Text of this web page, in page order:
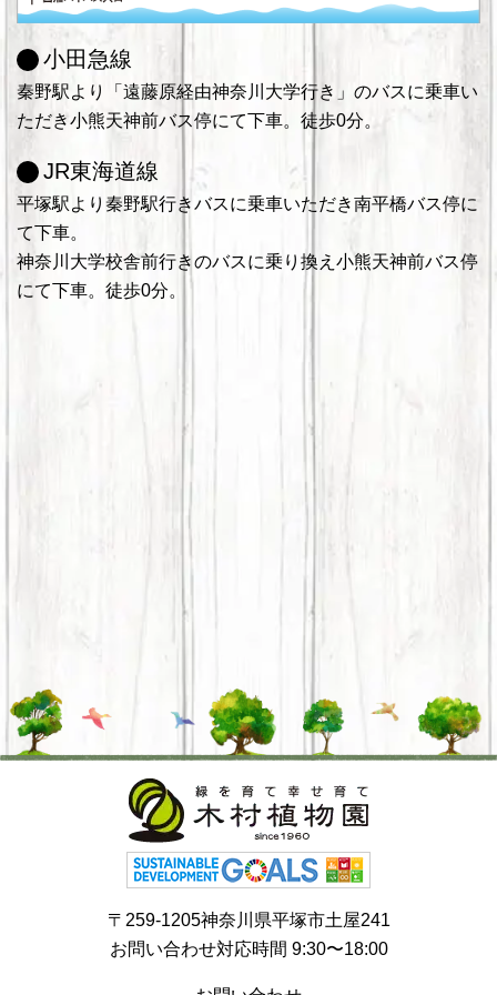
小田急線
秦野駅より「遠藤原経由神奈川大学行き」のバスに乗車い
ただき小熊天神前バス停にて下車。徒歩0分。
JR東海道線
平塚駅より秦野駅行きバスに乗車いただき南平橋バス停に
て下車。
神奈川大学校舎前行きのバスに乗り換え小熊天神前バス停
にて下車。徒歩0分。
〒259-1205神奈川県平塚市土屋241
お問い合わせ対応時間 9:30〜18:00